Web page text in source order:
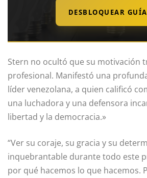
DESBLOQUEAR
Stern no ocultó que su motivación
profesional. Manifestó una
líder venezolana, a quien calificó
una luchadora y una defensora
libertad y la democracia.»
“Ver su coraje, su gracia y su
inquebrantable durante todo este
por qué hacemos lo que hacemos.